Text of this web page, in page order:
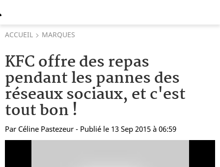
ACCUEIL MARQUES
KFC offre des repas
pendant les pannes des
réseaux sociaux, et c'est
tout bon !
Par Céline Pastezeur - Publié le 13 Sep 2015 à 06:59